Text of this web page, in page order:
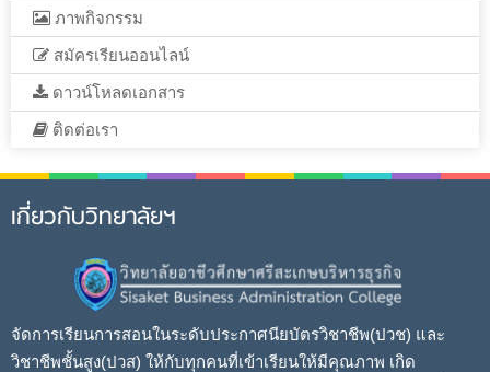
ภาพกิจกรรม
สมัครเรียนออนไลน์
ดาวน์โหลดเอกสาร
ติดต่อเรา
เกี่ยวกับวิทยาลัยฯ
จัดการเรียนการสอนในระดับประกาศนียบัตรวิชาชีพ(ปวช) และ
วิชาชีพชั้นสูง(ปวส) ให้กับทุกคนที่เข้าเรียนให้มีคุณภาพ เกิด